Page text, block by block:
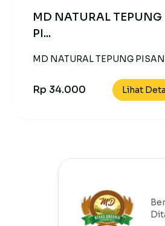
MD NATURAL TEPUNG
PI...
MD NATURAL TEPUNG
Rp 34.000 Lihat